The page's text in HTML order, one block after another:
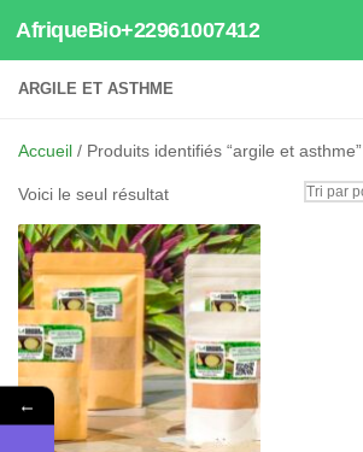
Au dessous du contenu
AfriqueBio+22961007412
ARGILE ET ASTHME
Accueil / Produits identifiés “argile et asthme”
Voici le seul résultat
←